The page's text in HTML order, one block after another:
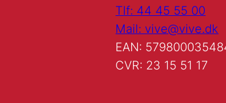
Tlf: 44 45 55 00
Mail: vive@vive.dk
EAN:
CVR: 23 15 51 17